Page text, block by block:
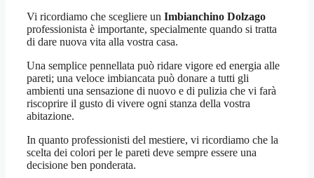
Vi ricordiamo che scegliere un Imbianchino Dolzago
professionista è importante, specialmente quando si tratta
di dare nuova vita alla vostra casa.
Una semplice pennellata può ridare vigore ed energia alle
pareti; una veloce imbiancata può donare a tutti gli
ambienti una sensazione di nuovo e di pulizia che vi farà
riscoprire il gusto di vivere ogni stanza della vostra
abitazione.
In quanto professionisti del mestiere, vi ricordiamo che la
scelta dei colori per le pareti deve sempre essere una
decisione ben ponderata.